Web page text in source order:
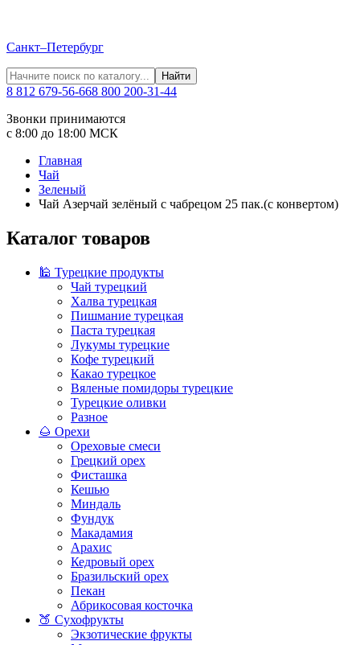
Санкт–Петербург
Найти
8 812 679-56-668 800 200-31-44
Звонки принимаются
с 8:00 до 18:00 МСК
Главная
Чай
Зеленый
Чай Азерчай зелёный с чабрецом 25 пак.(с конвертом)
Каталог товаров
🕌 Турецкие продукты
Чай турецкий
Халва турецкая
Пишмание турецкая
Паста турецкая
Лукумы турецкие
Кофе турецкий
Какао турецкое
Вяленые помидоры турецкие
Турецкие оливки
Разное
🌰 Орехи
Ореховые смеси
Грецкий орех
Фисташка
Кешью
Миндаль
Фундук
Макадамия
Арахис
Кедровый орех
Бразильский орех
Пекан
Абрикосовая косточка
🍑 Сухофрукты
Экзотические фрукты